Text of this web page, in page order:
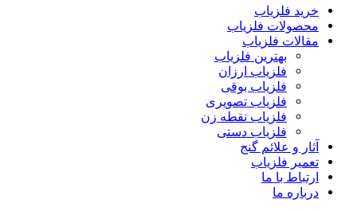
خرید فلزیاب
محصولات فلزیاب
مقالات فلزیاب
بهترین فلزیاب
فلزیاب ارزان
فلزیاب بوقی
فلزیاب تصویری
فلزیاب نقطه زن
فلزیاب دستی
آثار و علائم گنج
تعمیر فلزیاب
ارتباط با ما
درباره ما